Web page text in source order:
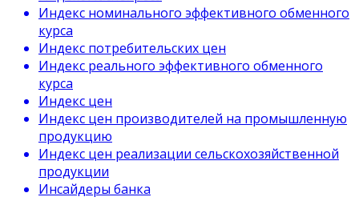
Индекс номинального эффективного обменного
курса
Индекс потребительских цен
Индекс реального эффективного обменного
курса
Индекс цен
Индекс цен производителей на промышленную
продукцию
Индекс цен реализации сельскохозяйственной
продукции
Инсайдеры банка